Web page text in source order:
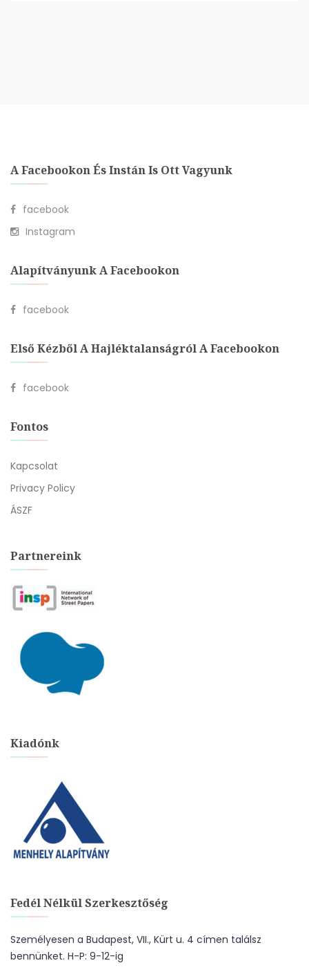
A Facebookon És Instán Is Ott Vagyunk
facebook
Instagram
Alapítványunk A Facebookon
facebook
Első Kézből A Hajléktalanságról A Facebookon
facebook
Fontos
Kapcsolat
Privacy Policy
ÁSZF
Partnereink
Kiadónk
Fedél Nélkül Szerkesztőség
Személyesen a Budapest, VII., Kürt u. 4 címen találsz
bennünket. H-P: 9-12-ig